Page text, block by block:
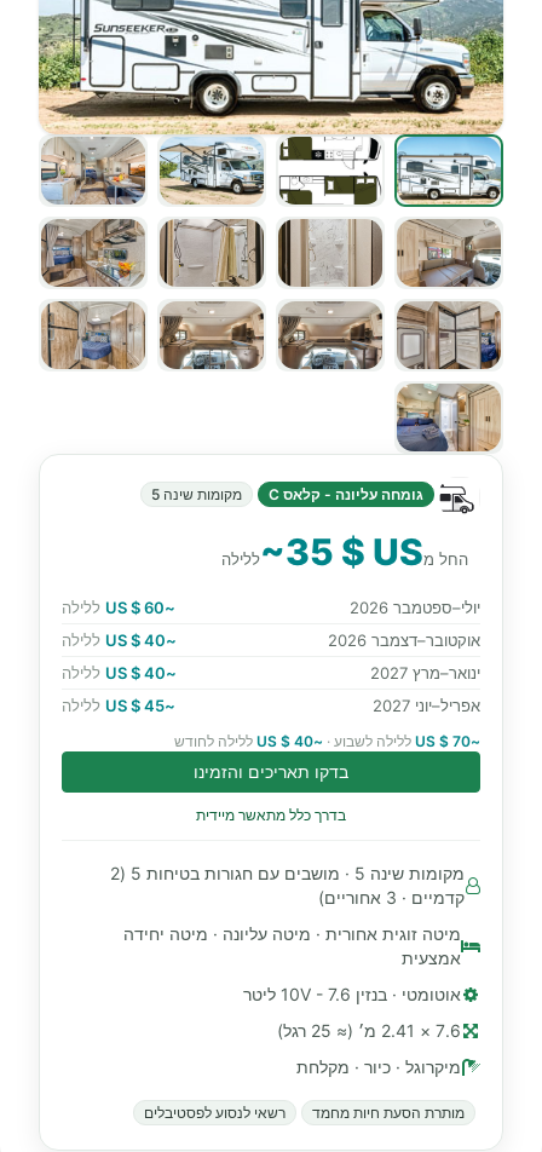
גומחה עליונה - קלאס C מקומות שינה 5
החל מ~35 $ USללילה
יולי–ספטמבר 2026 ~60 $ US
ללילה
אוקטובר–דצמבר 2026
~40 $ US
ללילה
ינואר–מרץ 2027
~40 $ US
ללילה
אפריל–יוני 2027
~45 $ US ללילה
~70 $ US ללילה לשבוע · ~40 $ US ללילה לחודש
בדקו תאריכים והזמינו
בדרך כלל מתאשר מיידית
מקומות שינה 5 · מושבים עם חגורות בטיחות 5 (2
קדמיים · 3 אחוריים)
מיטה זוגית אחורית · מיטה עליונה · מיטה יחידה
אמצעית
אוטומטי · בנזין 10V - 7.6 ליטר
7.6 × 2.41 מ׳ (≈ 25 רגל)
מיקרוגל · כיור · מקלחת
מותרת הסעת חיות מחמד רשאי לנסוע לפסטיבלים